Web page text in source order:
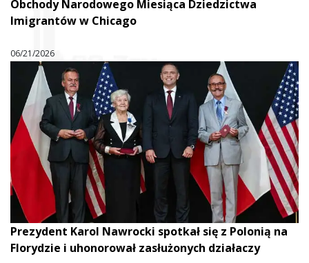
Obchody Narodowego Miesiąca Dziedzictwa
Imigrantów w Chicago
06/21/2026
Prezydent Karol Nawrocki spotkał się z Polonią na
Florydzie i uhonorował zasłużonych działaczy